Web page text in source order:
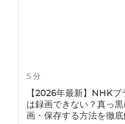
5 分
【2026年最新】NHK
は録画できない？真っ
画・保存する方法を徹